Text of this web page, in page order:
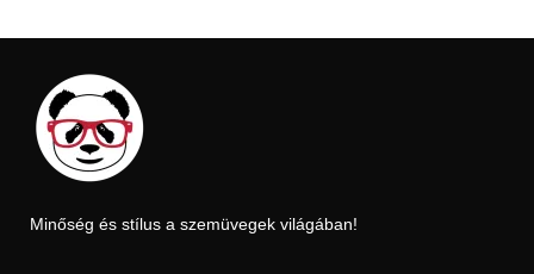
Minőség és stílus a szemüvegek világában!